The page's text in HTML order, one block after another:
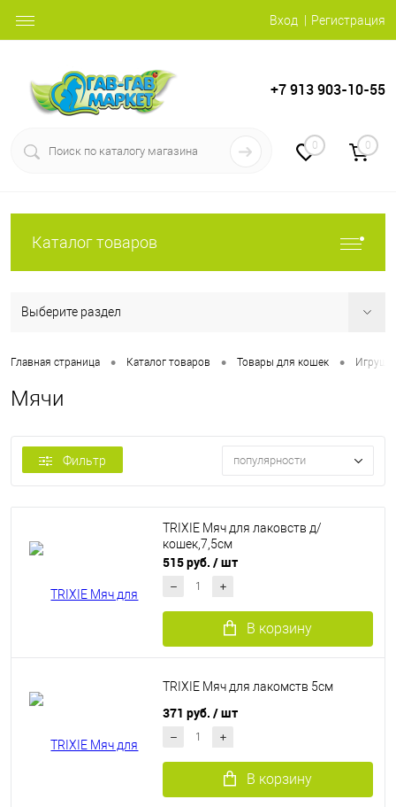
Вход Регистрация
+7 913 903-10-55
0 0
Каталог товаров
Выберите раздел
Главная страница • Каталог товаров • Товары для кошек •
Мячи
Фильтр популярности
TRIXIE Мяч для лаковств д/
кошек,7,5см
515 руб. / шт
В корзину
TRIXIE Мяч для лакомств 5см
371 руб. / шт
В корзину